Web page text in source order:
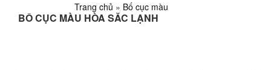
Trang chủ » Bố cục màu
BỐ CỤC MÀU HÒA SẮC LẠNH